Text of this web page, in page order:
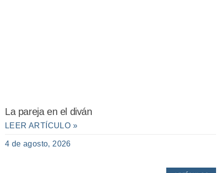
La pareja en el diván
LEER ARTÍCULO »
4 de agosto, 2026